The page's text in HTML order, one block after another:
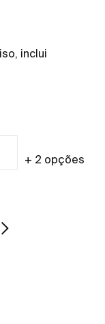
inclui
+ 2 opções